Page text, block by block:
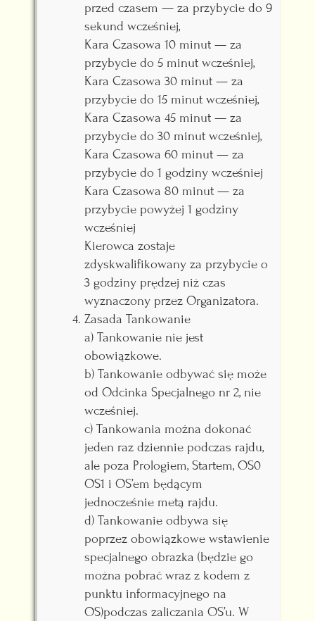
przed czasem — za przybycie do 9
sekund wcześniej,
Kara Czasowa 10 minut — za
przybycie do 5 minut wcześniej,
Kara Czasowa 30 minut — za
przybycie do 15 minut wcześniej,
Kara Czasowa 45 minut — za
przybycie do 30 minut wcześniej,
Kara Czasowa 60 minut — za
przybycie do 1 godziny wcześniej
Kara Czasowa 80 minut — za
przybycie powyżej 1 godziny
wcześniej
Kierowca zostaje
zdyskwalifikowany za przybycie o
3 godziny prędzej niż czas
wyznaczony przez Organizatora.
Zasada Tankowanie
a) Tankowanie nie jest
obowiązkowe.
b) Tankowanie odbywać się może
od Odcinka Specjalnego nr 2, nie
wcześniej.
c) Tankowania można dokonać
jeden raz dziennie podczas rajdu,
ale poza Prologiem, Startem, OS0
OS1 i OS’em będącym
jednocześnie metą rajdu.
d) Tankowanie odbywa się
poprzez obowiązkowe wstawienie
specjalnego obrazka (będzie go
można pobrać wraz z kodem z
punktu informacyjnego na
OS)podczas zaliczania OS’u. W